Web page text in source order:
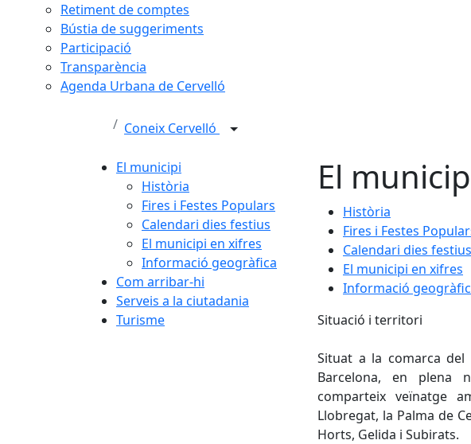
Retiment de comptes
Bústia de suggeriments
Participació
Transparència
Agenda Urbana de Cervelló
Coneix Cervelló
El municipi
Història
Fires i Festes Populars
Calendari dies festius
El municipi en xifres
Informació geogràfica
Com arribar-hi
Serveis a la ciutadania
Turisme
El
Història
Fires i Festes
Calendari dies festius
El municipi en xifres
Informació
Situació i territori
Situat a la comarca
Barcelona, en plena
comparteix veïnatge
Llobregat, la Palma de
Horts, Gelida i Subirats.